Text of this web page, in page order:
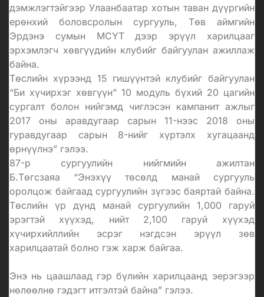
дэмжлэгтэйгээрУлаанбаатар хотын таван дүүргийн
ерөнхий боловсролын сургууль, Төв аймгийн
Эрдэнэ сумын МСҮТ дээр эрүүл харилцааг
эрхэмлэгч хөвгүүдийн клубийг байгуулан ажиллаж
байна.
Төслийн хүрээнд 15 гишүүнтэй клубийг байгуулан
“Би хүчирхэг хөвгүүн” 10 модуль бүхий 20 цагийн
сургалт болон нийгэмд чиглэсэн кампанит ажлыг
2017 оны аравдугаар сарын 11-нээс 2018 оны
гуравдугаар сарын 8-нийг хүртэлх хугацаанд
өрнүүлнэ” гэлээ.
87-р сургуулийн нийгмийн ажилтан
Б.Төгсзаяа “Энэхүү төсөлд манай сургууль
оролцож байгаад сургуулийн зүгээс баяртай байна.
Төслийн үр дүнд манай сургуулийн 1,000 гаруй
эрэгтэй хүүхэд, нийт2,100 гаруй хүүхэд
хүчирхийллийн эсрэг нэгдсэн эрүүл зөв
харилцаатай болно гэж харж байгаа.
Энэ нь цаашлаад гэр бүлийн харилцаанд эерэгээр
нөлөөлнө гэдэгт итгэлтэй байна” гэлээ.